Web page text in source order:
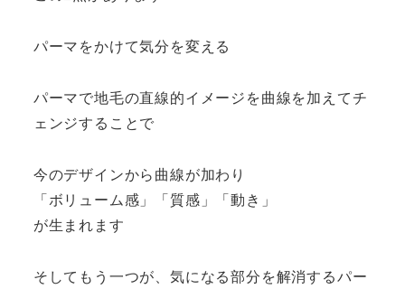
パーマをかけて気分を変える
パーマで地毛の直線的イメージを曲線を加えてチ
ェンジすることで
今のデザインから曲線が加わり
「ボリューム感」「質感」「動き」
が生まれます
そしてもう一つが、気になる部分を解消するパー